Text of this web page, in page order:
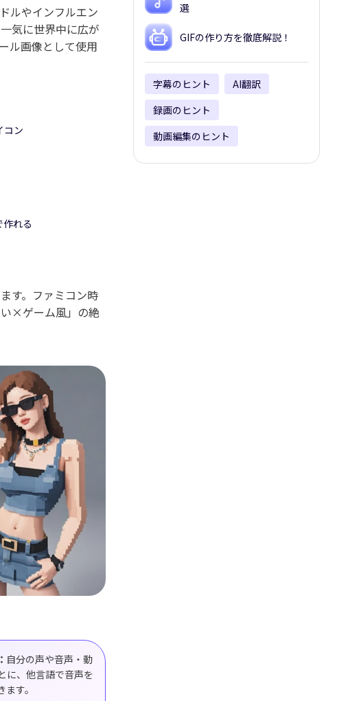
ルやインフルエン
気に世界中に広が
ル画像として使用
ン
作れる
す。ファミコン時
×ゲーム風」の絶
自分の声や音声・動
に、他言語で音声を
す。
選
GIFの作り方を徹底解説！
字幕のヒント
AI翻訳
録画のヒント
動画編集のヒント